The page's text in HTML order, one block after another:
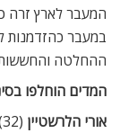
המעבר לארץ זרה
במעבר כהזדמנות
ההחלטה והחששות
המדים הוחלפו
אורי הלרשטיין